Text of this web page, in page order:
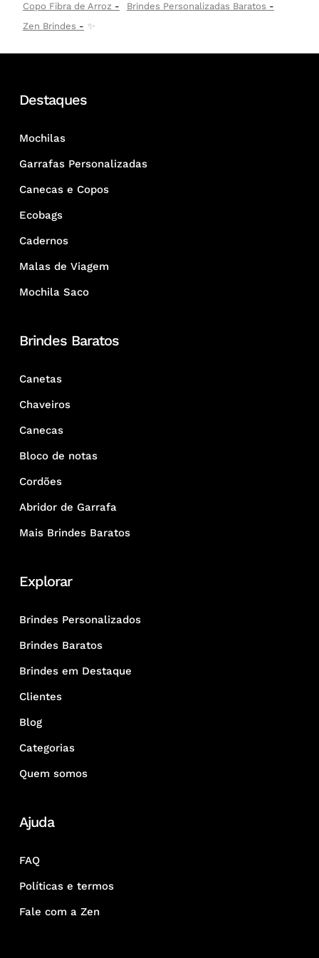
Copo Fibra de Arroz
Brindes Personalizadas Baratos
Zen Brindes
✨
Destaques
Mochilas
Garrafas Personalizadas
Canecas e Copos
Ecobags
Cadernos
Malas de Viagem
Mochila Saco
Brindes Baratos
Canetas
Chaveiros
Canecas
Bloco de notas
Cordões
Abridor de Garrafa
Mais Brindes Baratos
Explorar
Brindes Personalizados
Brindes Baratos
Brindes em Destaque
Clientes
Blog
Categorias
Quem somos
Ajuda
FAQ
Políticas e termos
Fale com a Zen